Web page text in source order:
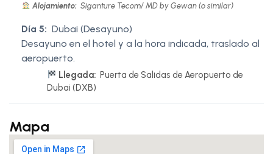
Alojamiento: Siganture Tecom/ MD by Gewan (o similar)
Día 5: Dubai (Desayuno)
Desayuno en el hotel y a la hora indicada, traslado al
aeropuerto.
Llegada: Puerta de Salidas de Aeropuerto de
Dubai (DXB)
Mapa